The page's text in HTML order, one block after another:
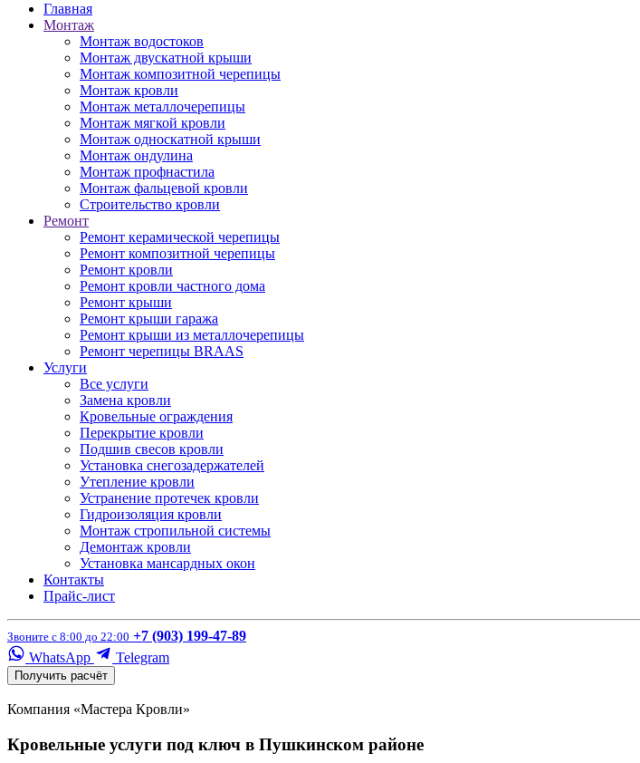
Главная
Монтаж
Монтаж водостоков
Монтаж двускатной крыши
Монтаж композитной черепицы
Монтаж кровли
Монтаж металлочерепицы
Монтаж мягкой кровли
Монтаж односкатной крыши
Монтаж ондулина
Монтаж профнастила
Монтаж фальцевой кровли
Строительство кровли
Ремонт
Ремонт керамической черепицы
Ремонт композитной черепицы
Ремонт кровли
Ремонт кровли частного дома
Ремонт крыши
Ремонт крыши гаража
Ремонт крыши из металлочерепицы
Ремонт черепицы BRAAS
Услуги
Все услуги
Замена кровли
Кровельные ограждения
Перекрытие кровли
Подшив свесов кровли
Установка снегозадержателей
Утепление кровли
Устранение протечек кровли
Гидроизоляция кровли
Монтаж стропильной системы
Демонтаж кровли
Установка мансардных окон
Контакты
Прайс-лист
Звоните с 8:00 до 22:00 +7 (903) 199-47-89
WhatsApp
Telegram
Получить расчёт
Компания «Мастера Кровли»
Кровельные услуги под ключ в Пушкинском районе